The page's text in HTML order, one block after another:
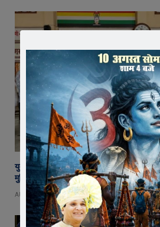
युवा शक्ति में विश्व बदलने की क्षमता, बस ऊर्जा को
मुनि
AUGUST 8, 2026